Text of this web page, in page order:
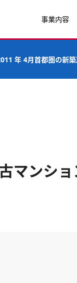
事業内容
年 4月首都圏の新
マンシ